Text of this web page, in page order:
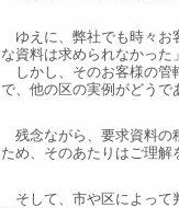
ゆえに、弊社でも時々お
な資料は求められなかった
しかし、そのお客様の管
で、他の区の実例がどうで
残念ながら、要求資料の
ため、そのあたりはご理解
そして、市や区によって